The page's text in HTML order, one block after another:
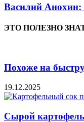
Василий Анохин:
ЭТО ПОЛЕЗНО
Похоже на
19.12.2025
Сырой